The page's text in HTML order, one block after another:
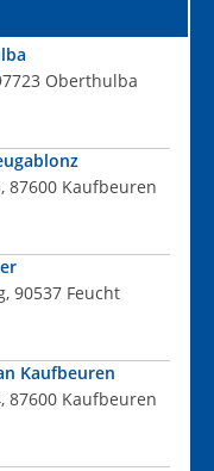
Oberthulba
87600 Kaufbeuren
90537 Feucht
Kaufbeuren
87600 Kaufbeuren